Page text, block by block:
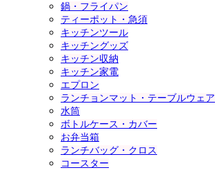
鍋・フライパン
ティーポット・急須
キッチンツール
キッチングッズ
キッチン収納
キッチン家電
エプロン
ランチョンマット・テーブルウェア
水筒
ボトルケース・カバー
お弁当箱
ランチバッグ・クロス
コースター